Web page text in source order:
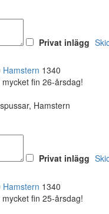
Privat inlägg
Hamstern 1340
fin 26-årsdag!
Hamstern
Privat inlägg
Hamstern 1340
fin 25-årsdag!